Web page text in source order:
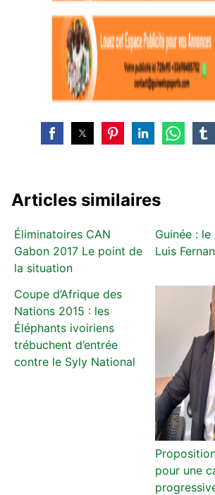
Articles similaires
Éliminatoires CAN
Gabon 2017 Le point de
la situation
Guinée :
Luis
Coupe d’Afrique des
Nations 2015 : les
Éléphants ivoiriens
trébuchent d’entrée
contre le Syly National
pour une